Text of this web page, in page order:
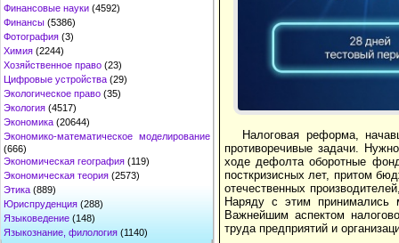
Финансовые науки (4592)
Финансы (5386)
Фотография (3)
Химия (2244)
Хозяйственное право (23)
Цифровые устройства (29)
Экологическое право (35)
Экология (4517)
Экономика (20644)
Экономико-математическое моделирование
(666)
Экономическая география (119)
Экономическая теория (2573)
Этика (889)
Юриспруденция (288)
Языковедение (148)
Языкознание, филология (1140)
Налоговая реформа,
противоречивые задачи.
ходе дефолта оборотные
посткризисных лет, притом
отечественных
Наряду с этим принимались
Важнейшим аспектом
труда предприятий и